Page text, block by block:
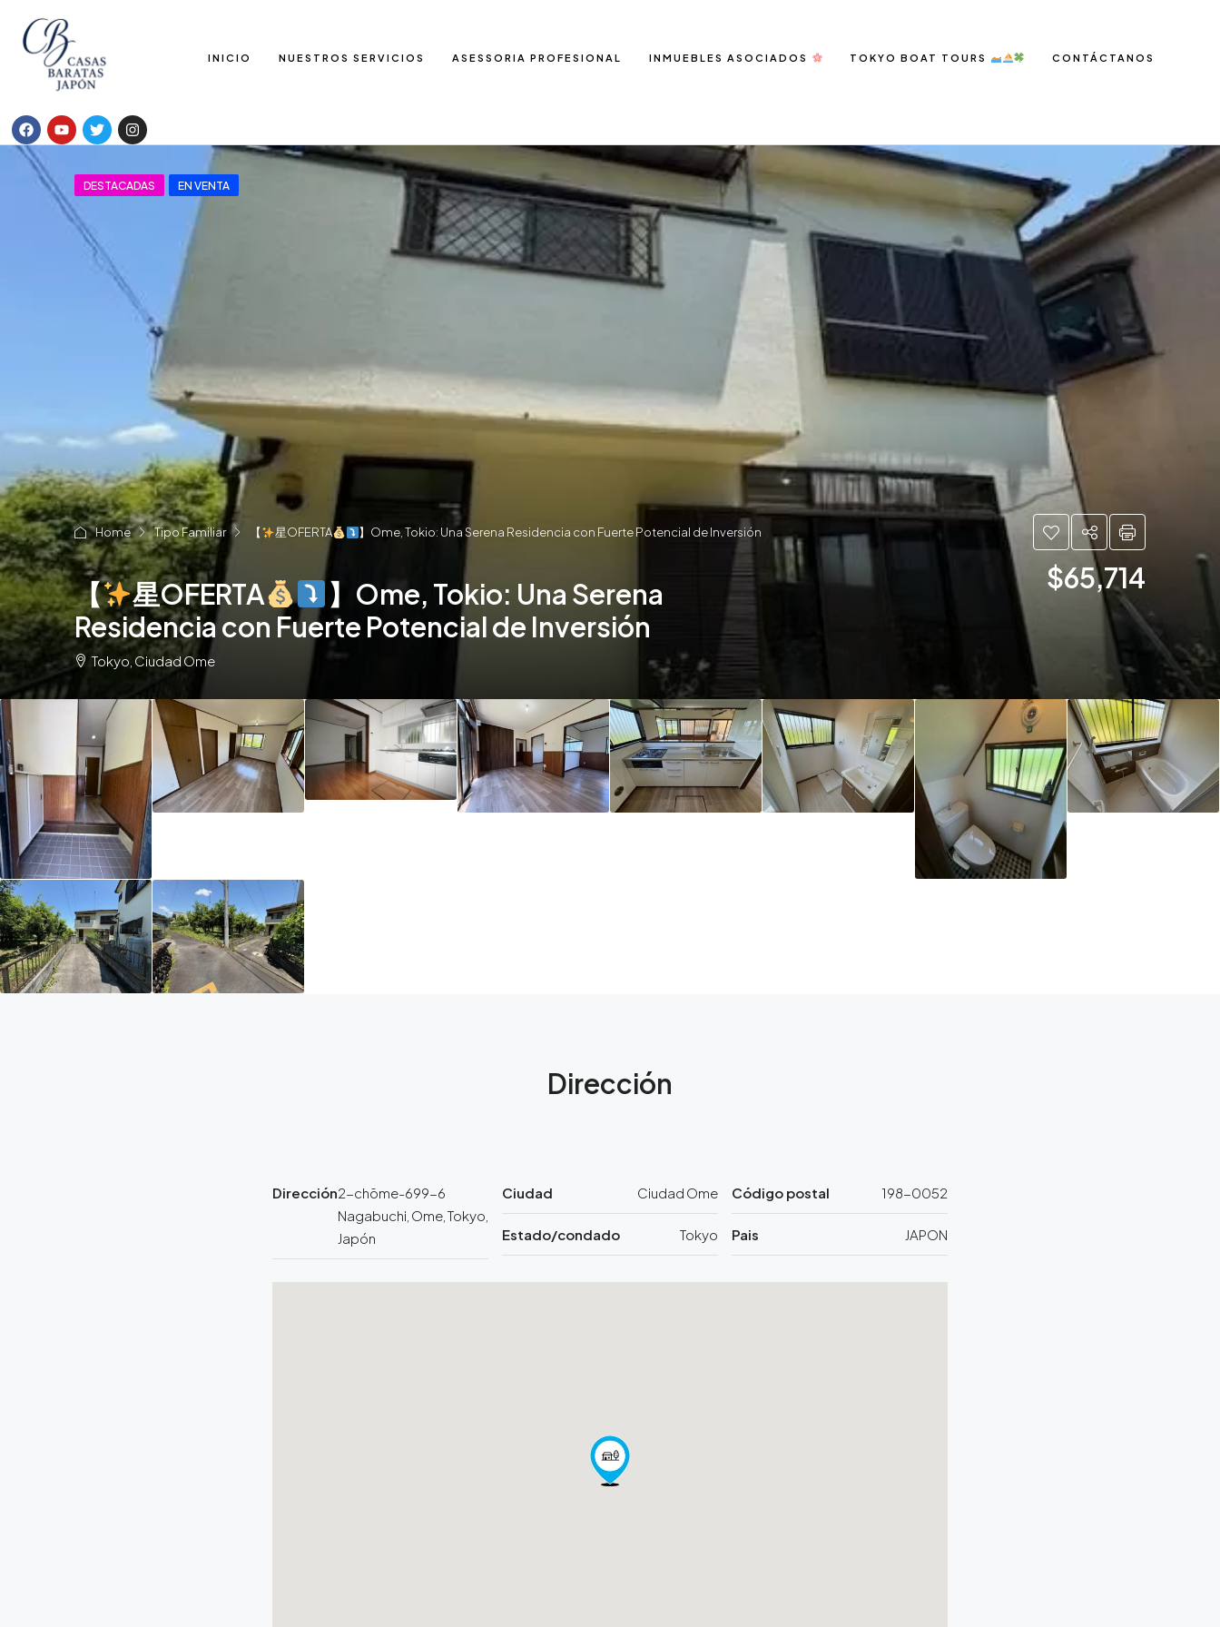
INICIO NUESTROS SERVICIOS ASESSORIA PROFESIONAL INMUEBLES ASOCIADOS TOKYO BOAT TOURS CONTÁCTANOS
DESTACADAS EN VENTA
Home Tipo Familiar 【 星OFERTA 】Ome, Tokio: Una Serena Residencia con Fuerte Potencial de Inversión
【 星OFERTA
】Ome, Tokio: Una Serena
Residencia con Fuerte Potencial de Inversión
$65,714
Tokyo, Ciudad Ome
Dirección
Dirección2-chōme-699-6
Nagabuchi, Ome, Tokyo,
Japón
Ciudad Ciudad Ome
Estado/condado Tokyo
Código postal 198-0052
Pais JAPON